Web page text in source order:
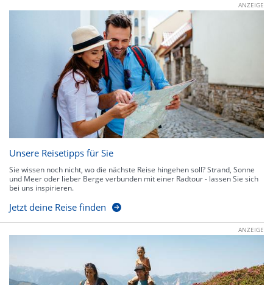
ANZEIGE
Unsere Reisetipps für Sie
Sie wissen noch nicht, wo die nächste Reise hingehen soll? Strand, Sonne
und Meer oder lieber Berge verbunden mit einer Radtour - lassen Sie sich
bei uns inspirieren.
Jetzt deine Reise finden
ANZEIGE